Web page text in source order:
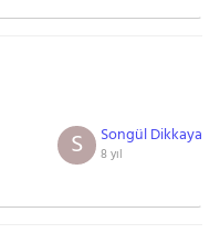
Songül Dikkaya
8 yıl
S